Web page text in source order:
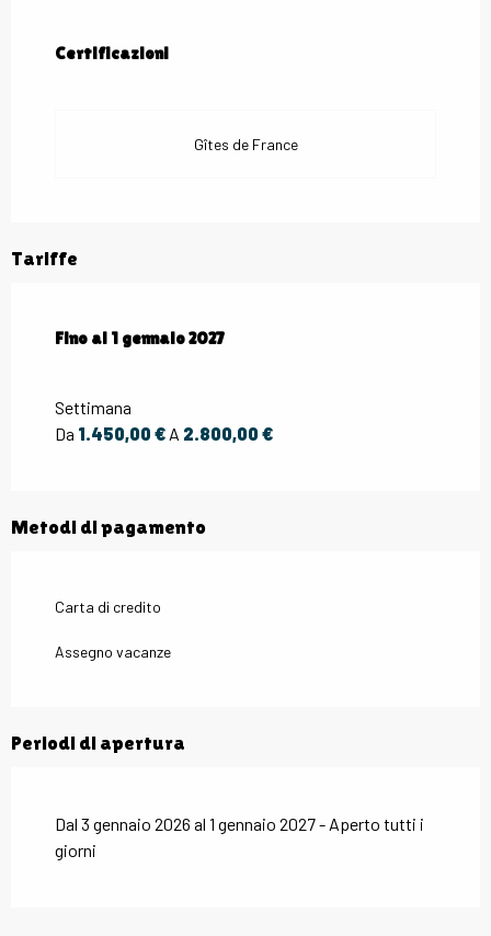
Certificazioni
Certificazioni
Gîtes de France
Tariffe
Dal3 gennaio 2026al
Fino al 1 gennaio 2027
Settimana
Da 1.450,00 € A 2.800,00 €
Metodi di pagamento
Carta di credito
Assegno vacanze
Periodi di apertura
Dal 3 gennaio 2026 al 1 gennaio 2027 - Aperto tutti i
giorni